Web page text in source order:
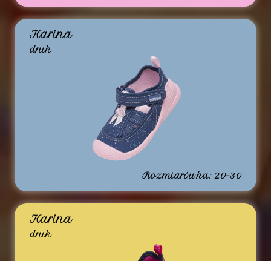
Karina
druk
Rozmiarówka: 20-30
Karina
druk